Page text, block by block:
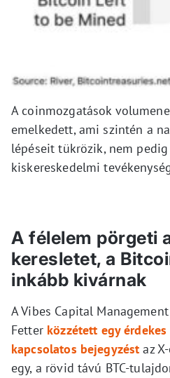
A coinmozgatások
emelkedett, ami szintén a
lépéseit tükrözik, nem
kiskereskedelmi
A félelem pörgeti
keresletet, a
inkább kivárnak
A Vibes Capital
Fetter közzétett egy
kapcsolatos bejegyzést az
egy, a rövid távú BTC-